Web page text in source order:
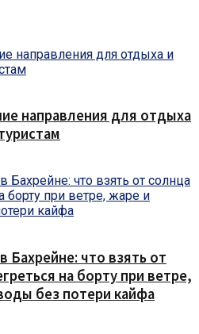
направления для отдыха
Бахрейне: что взять от
на борту при ветре,
без потери кайфа